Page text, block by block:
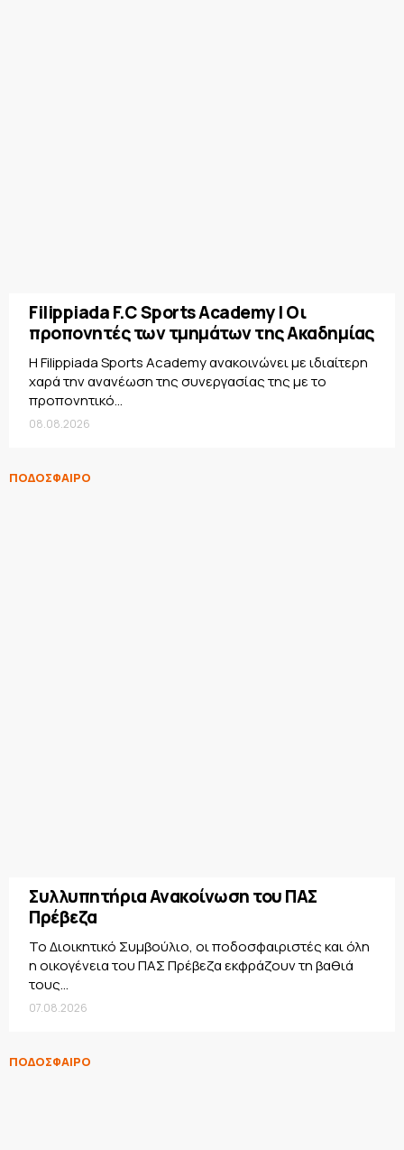
Filippiada F.C Sports Academy | Οι
προπονητές των τμημάτων της Ακαδημίας
Η Filippiada Sports Academy ανακοινώνει με ιδιαίτερη
χαρά την ανανέωση της συνεργασίας της με το
προπονητικό...
08.08.2026
ΠΟΔΟΣΦΑΙΡΟ
Συλλυπητήρια Ανακοίνωση του ΠΑΣ
Πρέβεζα
Το Διοικητικό Συμβούλιο, οι ποδοσφαιριστές και όλη
η οικογένεια του ΠΑΣ Πρέβεζα εκφράζουν τη βαθιά
τους...
07.08.2026
ΠΟΔΟΣΦΑΙΡΟ